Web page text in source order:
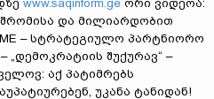
www.saqinform.ge ორი ვიდეოა:
და მილიარდობით
– სტრატეგიულო პარტნიორო
შუქურავ“ –
აქ პატიმრებს
უკანა ტანიდან!